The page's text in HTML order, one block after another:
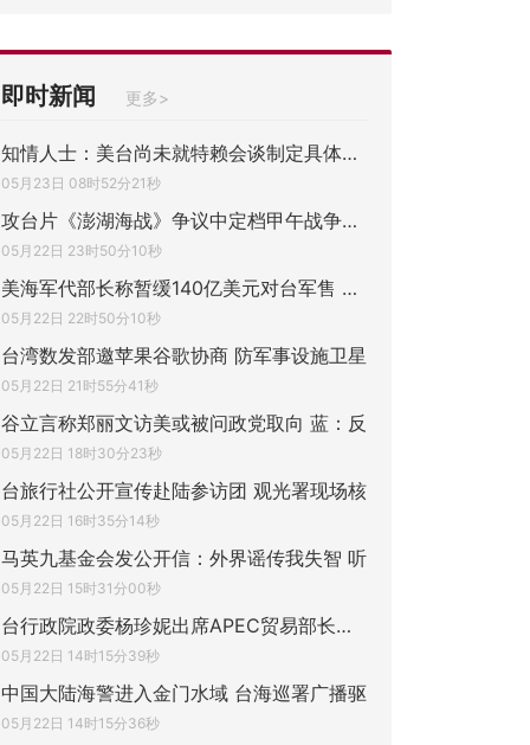
即时新闻 更多>
知情人士：美台尚未就特赖会谈制定具体计划
05月23日 08时52分21秒
攻台片《澎湖海战》争议中定档甲午战争开战
05月22日 23时50分10秒
美海军代部长称暂缓140亿美元对台军售 台总
05月22日 22时50分10秒
台湾数发部邀苹果谷歌协商 防军事设施卫星
05月22日 21时55分41秒
谷立言称郑丽文访美或被问政党取向 蓝：反
05月22日 18时30分23秒
台旅行社公开宣传赴陆参访团 观光署现场核
05月22日 16时35分14秒
马英九基金会发公开信：外界谣传我失智 听
05月22日 15时31分00秒
台行政院政委杨珍妮出席APEC贸易部长会议
05月22日 14时15分39秒
中国大陆海警进入金门水域 台海巡署广播驱
05月22日 14时15分36秒